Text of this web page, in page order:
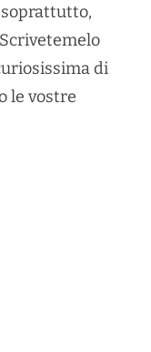
di
le vostre